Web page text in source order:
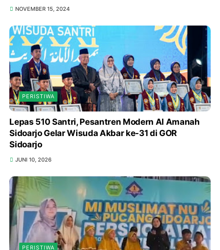
NOVEMBER 15, 2024
PERISTIWA
Lepas 510 Santri, Pesantren Modern Al Amanah
Sidoarjo Gelar Wisuda Akbar ke-31 di GOR
Sidoarjo
JUNI 10, 2026
PERISTIWA